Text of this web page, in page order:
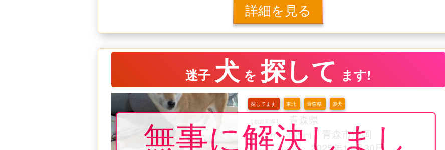
詳細を見る
無事に解決しまし
迷子 犬 を 探して ます!
探してます 東北 青森県 柴犬
【都道府県】 青森県
【市区町村など場所詳細】 青森市浪岡